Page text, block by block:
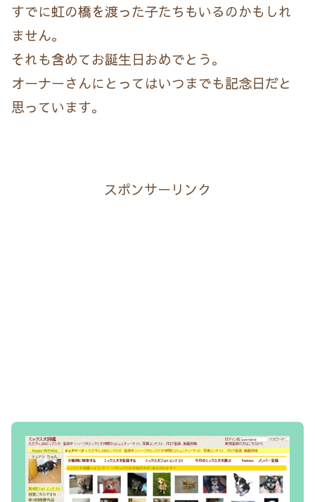
すでに虹の橋を渡った子たちもいるのかもしれ
ません。
それも含めてお誕生日おめでとう。
オーナーさんにとってはいつまでも記念日だと
思っています。
スポンサーリンク